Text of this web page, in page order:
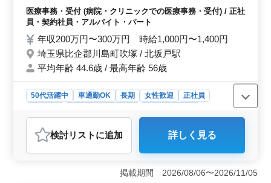
勤務で、9時〜17時の勤務時間、一部在宅勤務や直行直帰
も可能です。
（診療報酬明細書）の作成・点検 ・医師・
看護師などの診療補助業務 【ポイント】 ・
資格保有者、経験者優遇致します＊ 皆様の
ご応募お待ちしております！
医療事務・受付 (病院・クリニックでの医療事務・受付) / 正社
員・契約社員・アルバイト・パート
年収200万円〜300万円 時給1,000円〜1,400円
埼玉県比企郡川島町吹塚 / 北坂戸駅
平均年齢 44.6歳 / 最高年齢 56歳
50代活躍中 車通勤OK 長期 女性歓迎
正社員
おすすめポイント
＜働きやすさ＞ 埼玉県比企郡川島町吹塚にあるクリニ
ックでの医療事務の募集は北坂戸駅からのアクセスが良
働きやすい環境が整っています。 ＜業務内容＞ 医
検討リスト に追加 詳しく見る
掲載期間 2026/08/06〜2026/11/05